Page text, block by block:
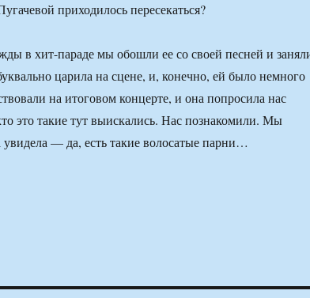
приходилось пересекаться?
в хит-параде мы обошли ее со своей песней и
царила на сцене, и, конечно, ей было немного
на итоговом концерте, и она попросила нас
это такие тут выискались. Нас познакомили. Мы
— да, есть такие волосатые парни…